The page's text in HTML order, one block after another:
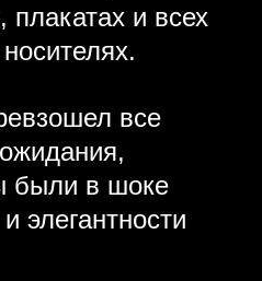
плакатах и всех
все
были в шоке
элегантности